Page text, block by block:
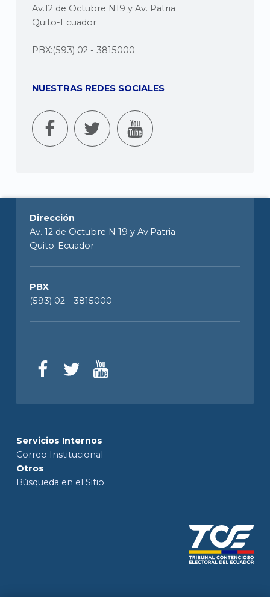
Av.12 de Octubre N19 y Av. Patria
Quito-Ecuador
PBX:(593) 02 - 3815000
NUESTRAS REDES SOCIALES
Dirección
Av. 12 de Octubre N 19 y Av.Patria
Quito-Ecuador
PBX
(593) 02 - 3815000
Servicios Internos
Correo Institucional
Otros
Búsqueda en el Sitio